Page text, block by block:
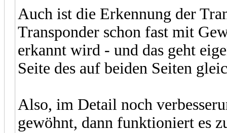
Auch ist die Erkennung der
Transponder schon fast mit
erkannt wird - und das geht
Seite des auf beiden Seiten
Also, im Detail noch
gewöhnt, dann funktioniert es